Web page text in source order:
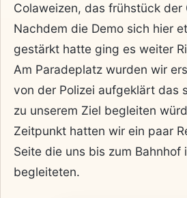
Colaweizen, das frühstück der
Nachdem die Demo sich hier
gestärkt hatte ging es weiter
Am Paradeplatz wurden wir
von der Polizei aufgeklärt das
zu unserem Ziel begleiten
Zeitpunkt hatten wir ein paar
Seite die uns bis zum Bahnhof
begleiteten.